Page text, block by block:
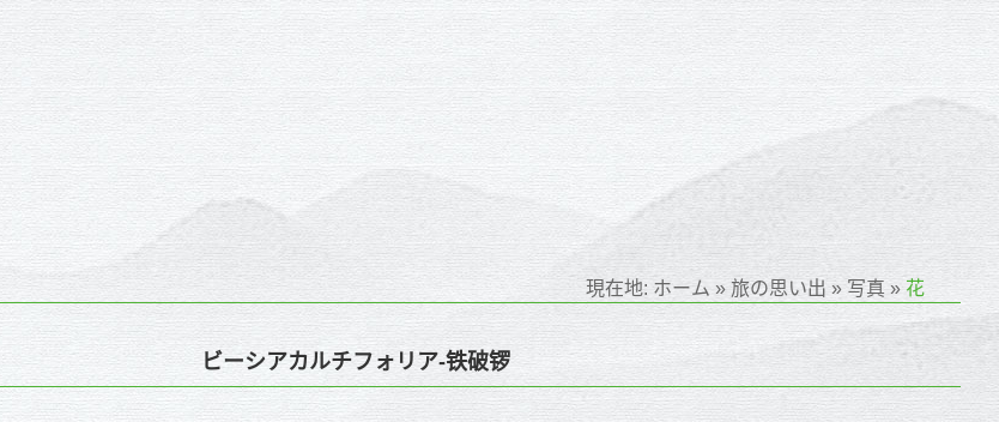
現在地: ホーム » 旅の思い出 » 写真 » 花
ビーシアカルチフォリア-铁破锣